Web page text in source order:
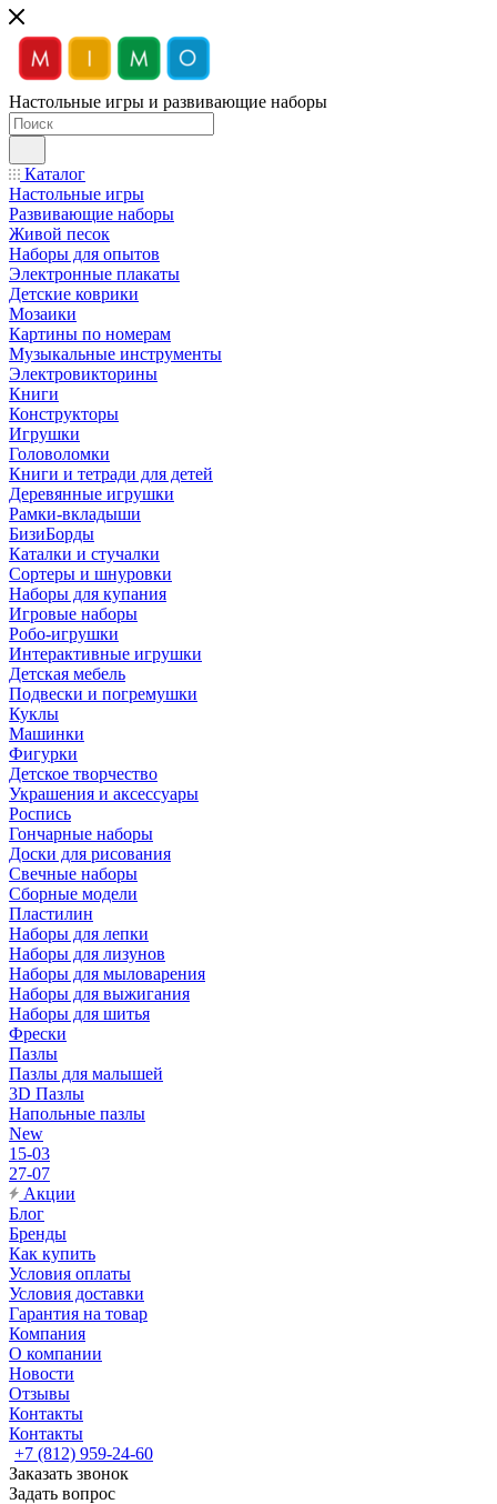
Настольные игры и развивающие наборы
Каталог
Настольные игры
Развивающие наборы
Живой песок
Наборы для опытов
Электронные плакаты
Детские коврики
Мозаики
Картины по номерам
Музыкальные инструменты
Электровикторины
Книги
Конструкторы
Игрушки
Головоломки
Книги и тетради для детей
Деревянные игрушки
Рамки-вкладыши
БизиБорды
Каталки и стучалки
Сортеры и шнуровки
Наборы для купания
Игровые наборы
Робо-игрушки
Интерактивные игрушки
Детская мебель
Подвески и погремушки
Куклы
Машинки
Фигурки
Детское творчество
Украшения и аксессуары
Роспись
Гончарные наборы
Доски для рисования
Свечные наборы
Сборные модели
Пластилин
Наборы для лепки
Наборы для лизунов
Наборы для мыловарения
Наборы для выжигания
Наборы для шитья
Фрески
Пазлы
Пазлы для малышей
3D Пазлы
Напольные пазлы
New
15-03
27-07
Акции
Блог
Бренды
Как купить
Условия оплаты
Условия доставки
Гарантия на товар
Компания
О компании
Новости
Отзывы
Контакты
Контакты
+7 (812) 959-24-60
Заказать звонок
Задать вопрос